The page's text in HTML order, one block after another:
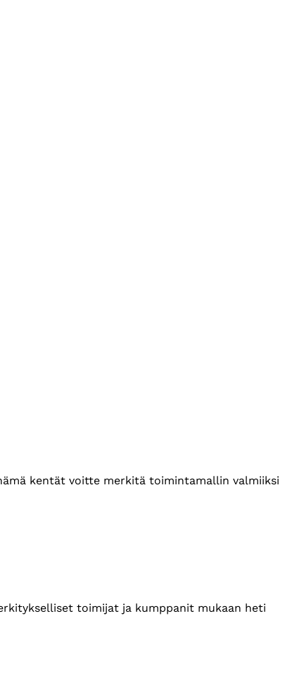
kentät voitte merkitä toimintamallin valmiiksi
toimijat ja kumppanit mukaan heti